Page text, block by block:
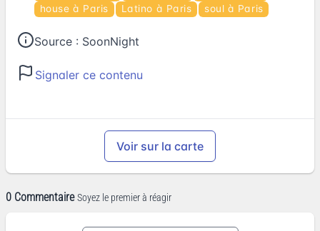
house à Paris
Latino à Paris soul à Paris
Source : SoonNight
Signaler ce contenu
Voir sur la carte
0 Commentaire Soyez le premier à réagir